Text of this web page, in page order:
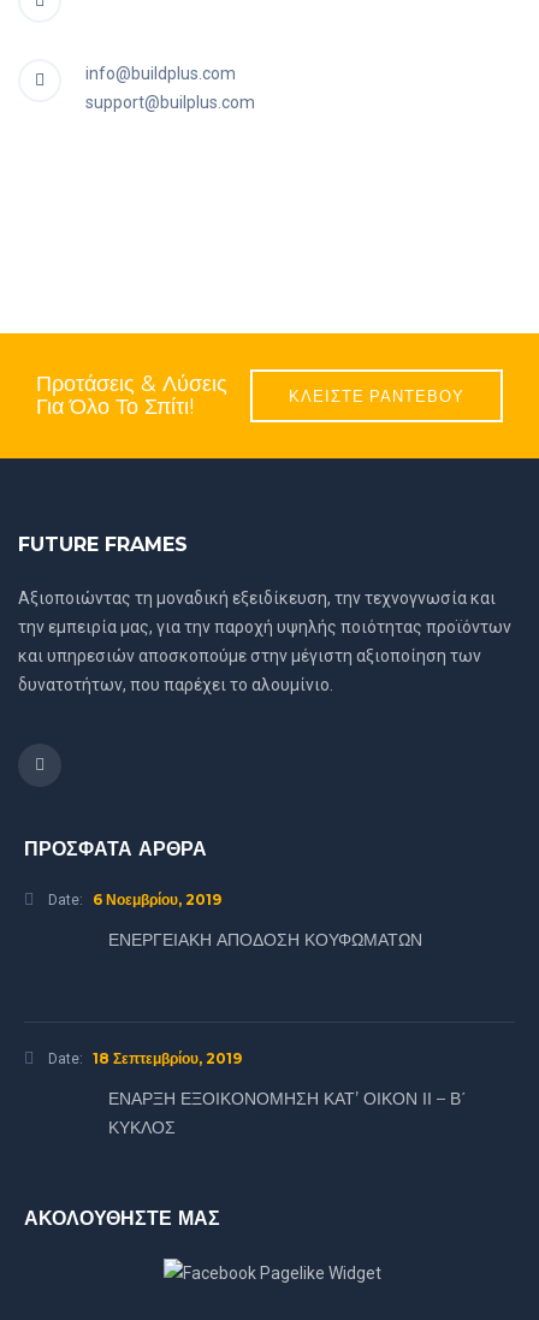
info@buildplus.com
support@builplus.com
Προτάσεις & Λύσεις
Για Όλο Το Σπίτι!
ΚΛΕΙΣΤΕ ΡΑΝΤΕΒΟΥ
FUTURE FRAMES
Αξιοποιώντας τη μοναδική εξειδίκευση, την τεχνογνωσία και
την εμπειρία μας, για την παροχή υψηλής ποιότητας προϊόντων
και υπηρεσιών αποσκοπούμε στην μέγιστη αξιοποίηση των
δυνατοτήτων, που παρέχει το αλουμίνιο.
ΠΡΟΣΦΑΤΑ ΑΡΘΡΑ
Date: 6 Νοεμβρίου, 2019
ΕΝΕΡΓΕΙΑΚΗ ΑΠΟΔΟΣΗ ΚΟΥΦΩΜΑΤΩΝ
Date: 18 Σεπτεμβρίου, 2019
ΕΝΑΡΞΗ ΕΞΟΙΚΟΝΟΜΗΣΗ ΚΑΤ’ ΟΙΚΟΝ ΙΙ – Β΄
ΚΥΚΛΟΣ
ΑΚΟΛΟΥΘΗΣΤΕ ΜΑΣ